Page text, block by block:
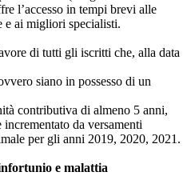
l’accesso in tempi brevi alle
e ai migliori specialisti.
di tutti gli iscritti che, alla data
siano in possesso di un
contributiva di almeno 5 anni,
da versamenti
per gli anni 2019, 2020, 2021.
e malattia